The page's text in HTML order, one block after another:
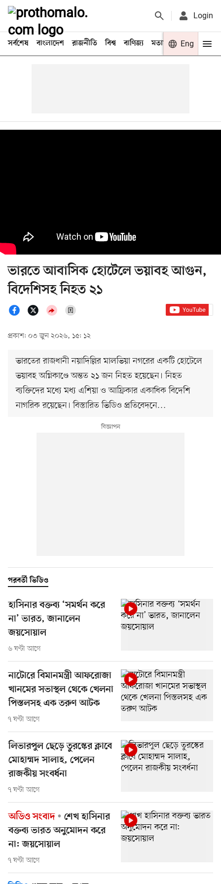
Login
সর্বশেষ বাংলাদেশ রাজনীতি বিশ্ব বাণিজ্য মতামত খেলা
Eng
ভারতে আবাসিক হোটেলে ভয়াবহ আগুন,
বিদেশিসহ নিহত ২১
প্রকাশ: ০৩ জুন ২০২৬, ১৫: ১২
ভারতের রাজধানী নয়াদিল্লির মালভিয়া নগরের একটি হোটেলে
ভয়াবহ অগ্নিকাণ্ডে অন্তত ২১ জন নিহত হয়েছেন। নিহত
ব্যক্তিদের মধ্যে মধ্য এশিয়া ও আফ্রিকার একাধিক বিদেশি
নাগরিক রয়েছেন। বিস্তারিত ভিডিও প্রতিবেদনে…
পরবর্তী ভিডিও
হাসিনার বক্তব্য ‘সমর্থন করে
না’ ভারত, জানালেন
জয়সোয়াল
৬ ঘণ্টা আগে
নাটোরে বিমানমন্ত্রী আফরোজা
খানমের সভাস্থল থেকে খেলনা
পিস্তলসহ এক তরুণ আটক
৭ ঘণ্টা আগে
লিভারপুল ছেড়ে তুরস্কের ক্লাবে
মোহাম্মদ সালাহ, পেলেন
রাজকীয় সংবর্ধনা
৭ ঘণ্টা আগে
অডিও সংবাদ
শেখ হাসিনার
বক্তব্য ভারত অনুমোদন করে
না: জয়সোয়াল
৭ ঘণ্টা আগে